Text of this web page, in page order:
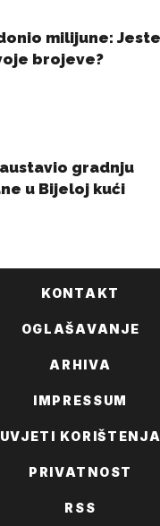
KONTAKT
OGLAŠAVANJE
ARHIVA
IMPRESSUM
UVJETI KORIŠTENJA
PRIVATNOST
RSS